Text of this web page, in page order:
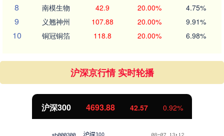
8 南模生物 42.9 20.00% 4.75%
9 义翘神州 107.88 20.00% 9.91%
10 铜冠铜箔 118.8 20.00% 6.98%
沪深京行情 实时轮播
沪深300 4693.88 42.57 0.92%